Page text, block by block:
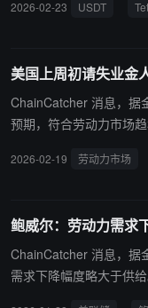
总统特朗普重返白宫以
2026-02-23 USDT
美国上周初请失业金
ChainCatcher 消息，据
预期，符合劳动力市场
6 万人，经济学家此前
风险的担忧依然存在。
2026-02-19 劳动力市场
鲍威尔：劳动力需求
ChainCatcher 消息，据
需求下降幅度略大于供给